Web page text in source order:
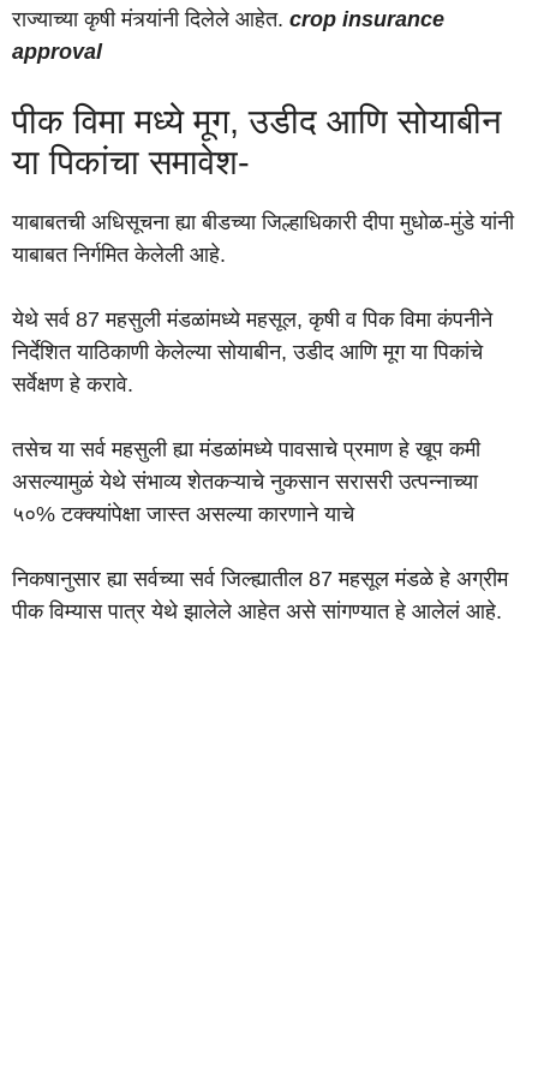
राज्याच्या कृषी मंत्र्यांनी दिलेले आहेत. crop insurance
approval
पीक विमा मध्ये मूग, उडीद आणि सोयाबीन
या पिकांचा समावेश-
याबाबतची अधिसूचना ह्या बीडच्या जिल्हाधिकारी दीपा मुधोळ-मुंडे यांनी
याबाबत निर्गमित केलेली आहे.
येथे सर्व 87 महसुली मंडळांमध्ये महसूल, कृषी व पिक विमा कंपनीने
निर्देशित याठिकाणी केलेल्या सोयाबीन, उडीद आणि मूग या पिकांचे
सर्वेक्षण हे करावे.
तसेच या सर्व महसुली ह्या मंडळांमध्ये पावसाचे प्रमाण हे खूप कमी
असल्यामुळं येथे संभाव्य शेतकऱ्याचे नुकसान सरासरी उत्पन्नाच्या
५०% टक्क्यांपेक्षा जास्त असल्या कारणाने याचे
निकषानुसार ह्या सर्वच्या सर्व जिल्ह्यातील 87 महसूल मंडळे हे अग्रीम
पीक विम्यास पात्र येथे झालेले आहेत असे सांगण्यात हे आलेलं आहे.